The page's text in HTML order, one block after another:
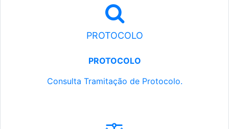
PROTOCOLO
PROTOCOLO
Consulta Tramitação de Protocolo.